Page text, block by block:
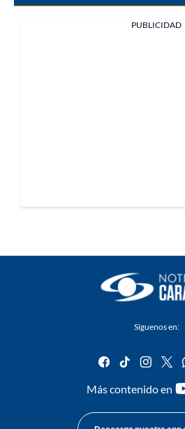
PUBLICIDAD
Síguenos en:
facebook
tiktok
Más contenido en